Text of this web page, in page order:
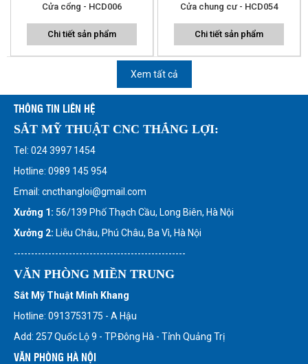
Cửa cổng - HCD006
Chi tiết sản phẩm
Cửa chung cư - HCD054
Chi tiết sản phẩm
Xem tất cả
THÔNG TIN LIÊN HỆ
SẮT MỸ THUẬT CNC THẮNG LỢI:
Tel: 024 3997 1454
Hotline: 0989 145 954
Email: cncthangloi@gmail.com
Xưởng 1: 56/139 Phố Thạch Cầu, Long Biên, Hà Nội
Xưởng 2: Liễu Châu, Phú Châu, Ba Vì, Hà Nội
--------------------------------------------------
VĂN PHÒNG MIỀN TRUNG
Sắt Mỹ Thuật Minh Khang
Hotline: 0913753175 - A Hậu
Add: 257 Quốc Lộ 9 - TP.Đông Hà - Tỉnh Quảng Trị
VĂN PHÒNG HÀ NỘI